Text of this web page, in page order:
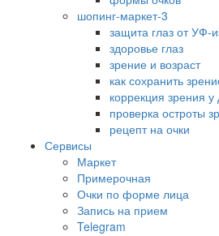
шопинг-маркет-3
защита глаз от УФ-
здоровье глаз
зрение и возраст
как сохранить
коррекция зрения у
проверка остроты
рецепт на очки
Сервисы
Маркет
Примерочная
Очки по форме лица
Запись на прием
Telegram